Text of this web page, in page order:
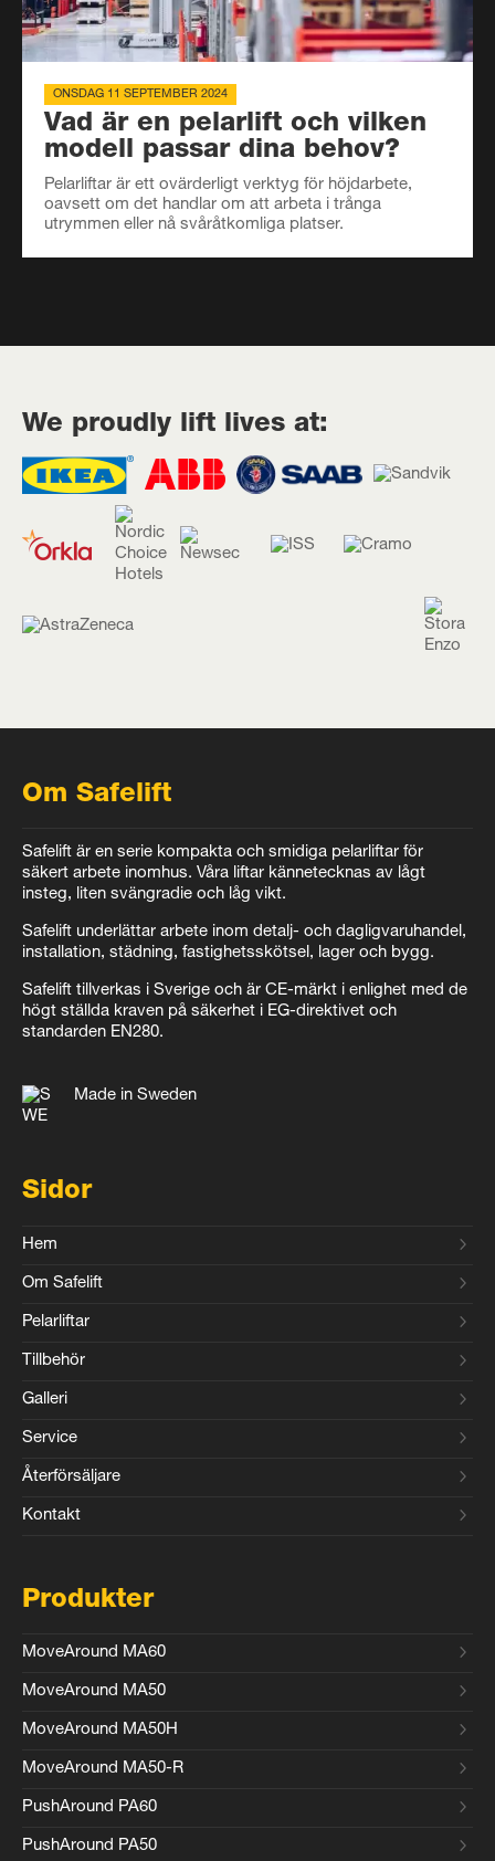
ONSDAG 11 SEPTEMBER 2024
Vad är en pelarlift och vilken
modell passar dina behov?
Pelarliftar är ett ovärderligt verktyg för höjdarbete,
oavsett om det handlar om att arbeta i trånga
utrymmen eller nå svåråtkomliga platser.
We proudly lift lives at:
Om Safelift
Safelift är en serie kompakta och smidiga pelarliftar för
säkert arbete inomhus. Våra liftar kännetecknas av lågt
insteg, liten svängradie och låg vikt.
Safelift underlättar arbete inom detalj- och dagligvaruhandel,
installation, städning, fastighetsskötsel, lager och bygg.
Safelift tillverkas i Sverige och är CE-märkt i enlighet med de
högt ställda kraven på säkerhet i EG-direktivet och
standarden EN280.
Made in Sweden
Sidor
Hem
Om Safelift
Pelarliftar
Tillbehör
Galleri
Service
Återförsäljare
Kontakt
Produkter
MoveAround MA60
MoveAround MA50
MoveAround MA50H
MoveAround MA50-R
PushAround PA60
PushAround PA50